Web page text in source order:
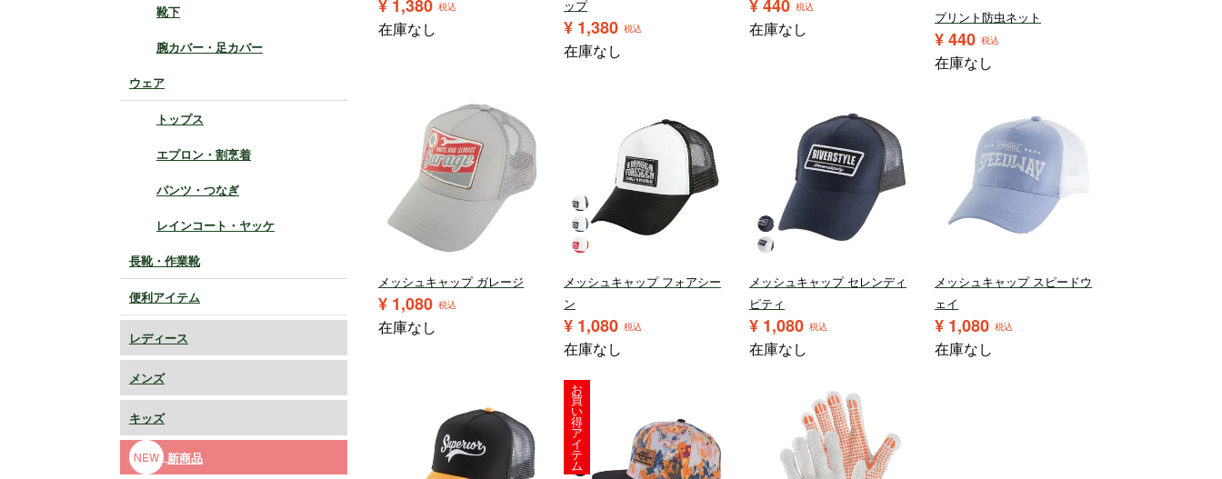
靴下
腕カバー・足カバー
ウェア
トップス
エプロン・割烹着
パンツ・つなぎ
レインコート・ヤッケ
長靴・作業靴
便利アイテム
レディース
メンズ
キッズ
新商品
¥ 1,380 税込
在庫なし
ップ
¥ 1,380 税込
在庫なし
¥440 税込
在庫なし
プリント防虫ネット
¥440 税込
在庫なし
メッシュキャップ ガレージ
¥ 1,080 税込
在庫なし
メッシュキャップ フォアシー
ン
¥ 1,080 税込
在庫なし
メッシュキャップ セレンディ
ピティ
¥ 1,080 税込
在庫なし
メッシュキャップ スピードウ
ェイ
¥ 1,080 税込
在庫なし
お
買
い
得
ア
イ
テ
ム